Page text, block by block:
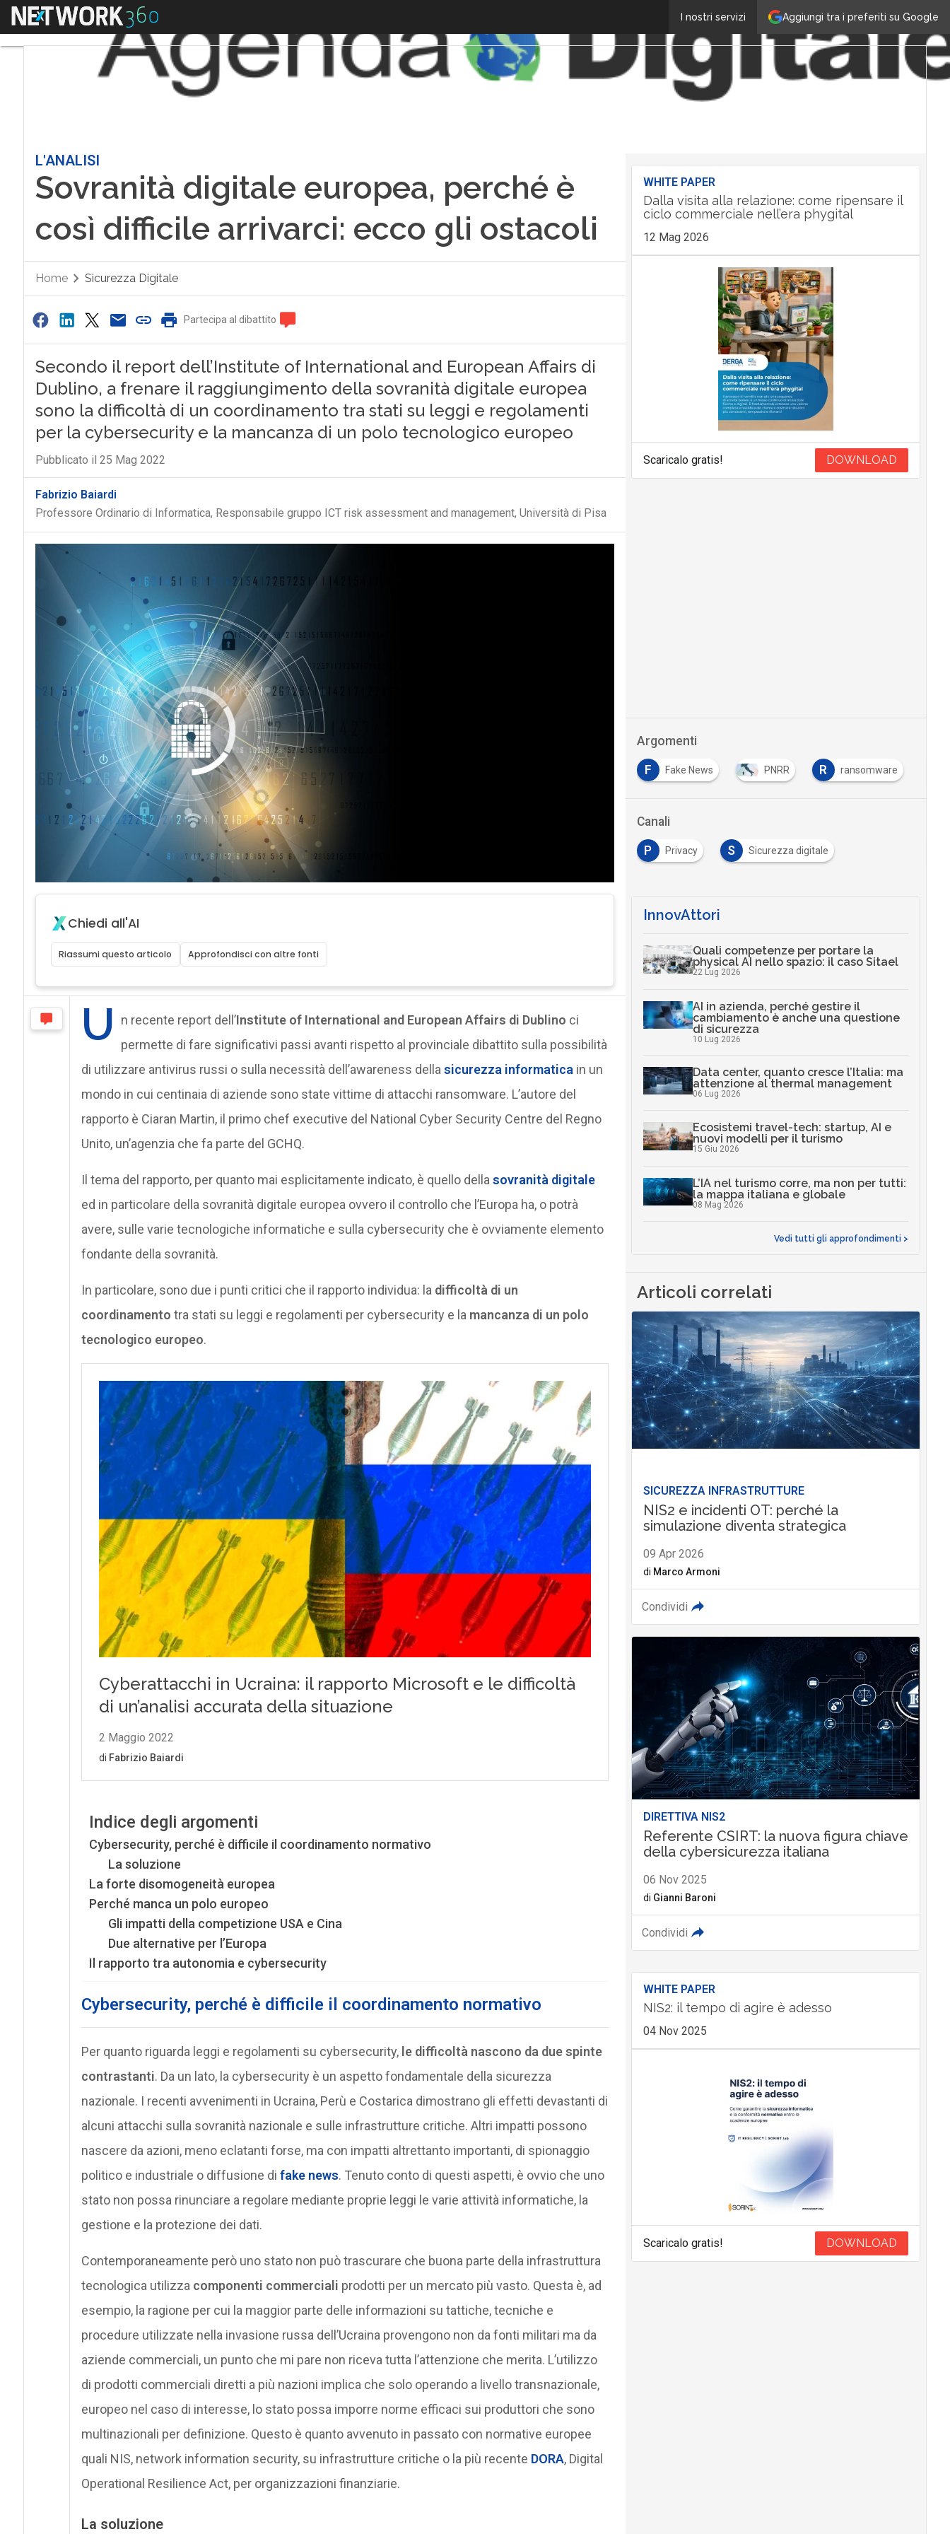
Aggiungi tra i preferiti su Google
I nostri servizi
Menu
L'ANALISI
Sovranità digitale europea, perché è
così difficile arrivarci: ecco gli ostacoli
Home Sicurezza Digitale
Partecipa al dibattito
Secondo il report dell’Institute of International and European Affairs di
Dublino, a frenare il raggiungimento della sovranità digitale europea
sono la difficoltà di un coordinamento tra stati su leggi e regolamenti
per la cybersecurity e la mancanza di un polo tecnologico europeo
Pubblicato il 25 Mag 2022
Fabrizio Baiardi
Professore Ordinario di Informatica, Responsabile gruppo ICT risk assessment and management, Università di Pisa
Chiedi all'AI
Riassumi questo articolo Approfondisci con altre fonti
U n recente report dell’Institute of International and European Affairs di Dublino ci
permette di fare significativi passi avanti rispetto al provinciale dibattito sulla possibilità
di utilizzare antivirus russi o sulla necessità dell’awareness della sicurezza informatica in un
mondo in cui centinaia di aziende sono state vittime di attacchi ransomware. L’autore del
rapporto è Ciaran Martin, il primo chef executive del National Cyber Security Centre del Regno
Unito, un’agenzia che fa parte del GCHQ.
Il tema del rapporto, per quanto mai esplicitamente indicato, è quello della sovranità digitale
ed in particolare della sovranità digitale europea ovvero il controllo che l’Europa ha, o potrà
avere, sulle varie tecnologiche informatiche e sulla cybersecurity che è ovviamente elemento
fondante della sovranità.
In particolare, sono due i punti critici che il rapporto individua: la difficoltà di un
coordinamento tra stati su leggi e regolamenti per cybersecurity e la mancanza di un polo
tecnologico europeo.
Indice degli argomenti
Cybersecurity, perché è difficile il coordinamento normativo
La soluzione
La forte disomogeneità europea
Perché manca un polo europeo
Gli impatti della competizione USA e Cina
Due alternative per l’Europa
Il rapporto tra autonomia e cybersecurity
Cybersecurity, perché è difficile il coordinamento normativo
Per quanto riguarda leggi e regolamenti su cybersecurity, le difficoltà nascono da due spinte
contrastanti. Da un lato, la cybersecurity è un aspetto fondamentale della sicurezza
nazionale. I recenti avvenimenti in Ucraina, Perù e Costarica dimostrano gli effetti devastanti di
alcuni attacchi sulla sovranità nazionale e sulle infrastrutture critiche. Altri impatti possono
nascere da azioni, meno eclatanti forse, ma con impatti altrettanto importanti, di spionaggio
politico e industriale o diffusione di fake news. Tenuto conto di questi aspetti, è ovvio che uno
stato non possa rinunciare a regolare mediante proprie leggi le varie attività informatiche, la
gestione e la protezione dei dati.
Contemporaneamente però uno stato non può trascurare che buona parte della infrastruttura
tecnologica utilizza componenti commerciali prodotti per un mercato più vasto. Questa è, ad
esempio, la ragione per cui la maggior parte delle informazioni su tattiche, tecniche e
procedure utilizzate nella invasione russa dell’Ucraina provengono non da fonti militari ma da
aziende commerciali, un punto che mi pare non riceva tutta l’attenzione che merita. L’utilizzo
di prodotti commerciali diretti a più nazioni implica che solo operando a livello transnazionale,
europeo nel caso di interesse, lo stato possa imporre norme efficaci sui produttori che sono
multinazionali per definizione. Questo è quanto avvenuto in passato con normative europee
quali NIS, network information security, su infrastrutture critiche o la più recente DORA, Digital
Operational Resilience Act, per organizzazioni finanziarie.
La soluzione
WHITE PAPER
Dalla visita alla relazione: come ripensare il
ciclo commerciale nell’era phygital
12 Mag 2026
Scaricalo gratis! DOWNLOAD
Argomenti
PNRR ransomware sovranità digitale
Canali
P Privacy S Sicurezza digitale
InnovAttori
Quali competenze per portare la
physical AI nello spazio: il caso Sitael
22 Lug 2026
AI in azienda, perché gestire il
cambiamento è anche una questione
di sicurezza
10 Lug 2026
Data center, quanto cresce l’Italia: ma
attenzione al thermal management
06 Lug 2026
Ecosistemi travel-tech: startup, AI e
nuovi modelli per il turismo
15 Giu 2026
L’IA nel turismo corre, ma non per tutti:
la mappa italiana e globale
08 Mag 2026
Vedi tutti gli approfondimenti >
Articoli correlati
SICUREZZA INFRASTRUTTURE
NIS2 e incidenti OT: perché la
simulazione diventa strategica
09 Apr 2026
di Marco Armoni
Condividi
DIRETTIVA NIS2
Referente CSIRT: la nuova figura chiave
della cybersicurezza italiana
06 Nov 2025
di Gianni Baroni
Condividi
WHITE PAPER
NIS2: il tempo di agire è adesso
04 Nov 2025
Scaricalo gratis! DOWNLOAD